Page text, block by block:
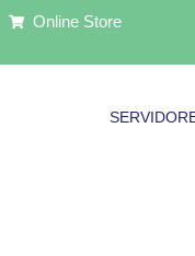
Online Store